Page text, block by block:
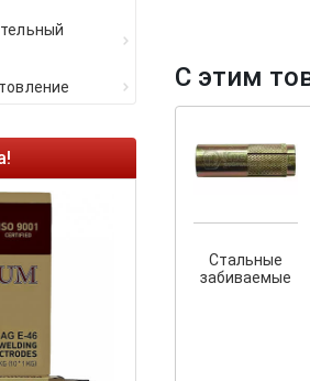
Ликвидация
Ликвидация
остатков по ценам
С этим
Стальные
забиваемые